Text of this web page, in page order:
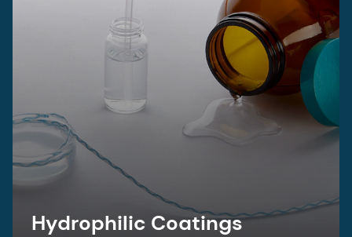
Hydrophilic Coatings